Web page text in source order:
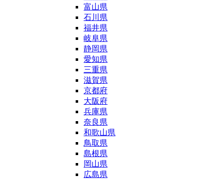
富山県
石川県
福井県
岐阜県
静岡県
愛知県
三重県
滋賀県
京都府
大阪府
兵庫県
奈良県
和歌山県
鳥取県
島根県
岡山県
広島県